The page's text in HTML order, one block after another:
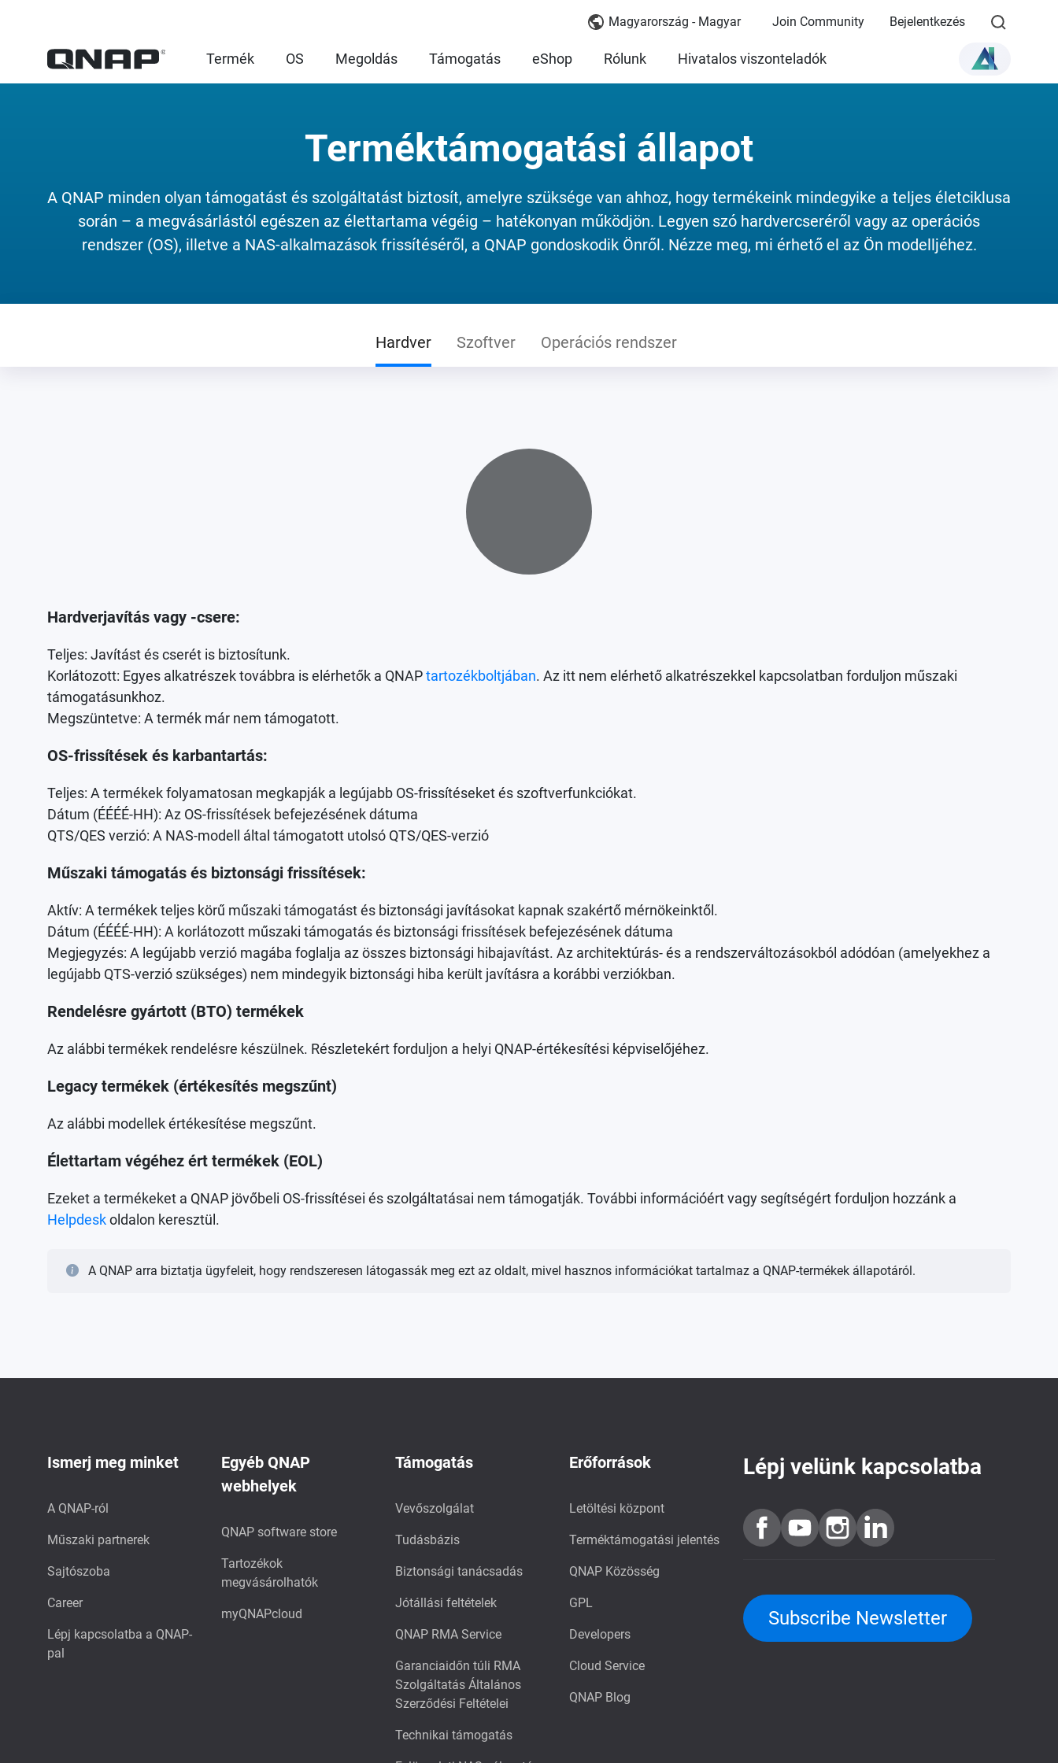
Magyarország - Magyar Join Community Bejelentkezés
Termék OS Megoldás Támogatás eShop Rólunk Hivatalos viszonteladók
Terméktámogatási állapot
A QNAP minden olyan támogatást és szolgáltatást biztosít, amelyre szüksége van ahhoz, hogy termékeink mindegyike a teljes életciklusa
során – a megvásárlástól egészen az élettartama végéig – hatékonyan működjön. Legyen szó hardvercseréről vagy az operációs
rendszer (OS), illetve a NAS-alkalmazások frissítéséről, a QNAP gondoskodik Önről. Nézze meg, mi érhető el az Ön modelljéhez.
Hardver Szoftver Operációs rendszer
Hardverjavítás vagy -csere:
Teljes: Javítást és cserét is biztosítunk.
Korlátozott: Egyes alkatrészek továbbra is elérhetők a QNAPtartozékboltjában. Az itt nem elérhető alkatrészekkel kapcsolatban forduljon műszaki
támogatásunkhoz.
Megszüntetve: A termék már nem támogatott.
OS-frissítések és karbantartás:
Teljes: A termékek folyamatosan megkapják a legújabb OS-frissítéseket és szoftverfunkciókat.
Dátum (ÉÉÉÉ-HH): Az OS-frissítések befejezésének dátuma
QTS/QES verzió: A NAS-modell által támogatott utolsó QTS/QES-verzió
Műszaki támogatás és biztonsági frissítések:
Aktív: A termékek teljes körű műszaki támogatást és biztonsági javításokat kapnak szakértő mérnökeinktől.
Dátum (ÉÉÉÉ-HH): A korlátozott műszaki támogatás és biztonsági frissítések befejezésének dátuma
Megjegyzés: A legújabb verzió magába foglalja az összes biztonsági hibajavítást. Az architektúrás- és a rendszerváltozásokból adódóan (amelyekhez a
legújabb QTS-verzió szükséges) nem mindegyik biztonsági hiba került javításra a korábbi verziókban.
Rendelésre gyártott (BTO) termékek
Az alábbi termékek rendelésre készülnek. Részletekért forduljon a helyi QNAP-értékesítési képviselőjéhez.
Legacy termékek (értékesítés megszűnt)
Az alábbi modellek értékesítése megszűnt.
Élettartam végéhez ért termékek (EOL)
Ezeket a termékeket a QNAP jövőbeli OS-frissítései és szolgáltatásai nem támogatják. További információért vagy segítségért forduljon hozzánk a
Helpdeskoldalon keresztül.
A QNAP arra biztatja ügyfeleit, hogy rendszeresen látogassák meg ezt az oldalt, mivel hasznos információkat tartalmaz a QNAP-termékek állapotáról.
Ismerj meg minket
A QNAP-ról
Műszaki partnerek
Sajtószoba
Career
Lépj kapcsolatba a QNAP-
pal
Egyéb QNAP
webhelyek
QNAP software store
Tartozékok
megvásárolhatók
myQNAPcloud
Támogatás
Vevőszolgálat
Tudásbázis
Biztonsági tanácsadás
Jótállási feltételek
QNAP RMA Service
Garanciaidőn túli RMA
Szolgáltatás Általános
Szerződési Feltételei
Technikai támogatás
Erőforrások
Letöltési központ
Terméktámogatási jelentés
QNAP Közösség
GPL
Developers
Cloud Service
QNAP Blog
Lépj velünk kapcsolatba
Subscribe Newsletter